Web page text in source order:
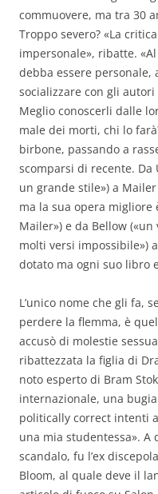
commuovere, ma tra 30
Troppo severo? «La
impersonale», ribatte.
debba essere personale,
socializzare con gli
Meglio conoscerli dalle
male dei morti, chi lo
birbone, passando a
scomparsi di recente.
un grande stile») a
ma la sua opera
Mailer») e da Bellow
molti versi impossibile»)
dotato ma ogni suo libro
L’unico nome che gli fa,
perdere la flemma, è
accusò di molestie
ribattezzata la figlia di
noto esperto di Bram
internazionale, una
politically correct intenti
una mia studentessa». A
scandalo, fu l’ex
Bloom, al quale deve il